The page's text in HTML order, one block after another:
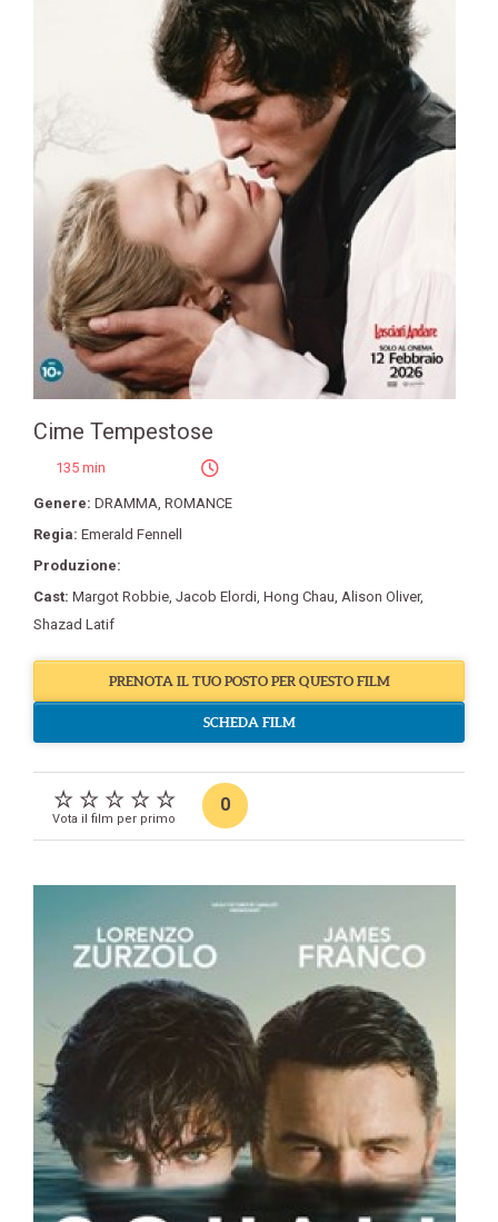
Cime Tempestose
135 min
Genere: DRAMMA ROMANCE
Regia: Emerald Fennell
Produzione:
Cast: Margot Robbie Jacob Elordi Hong Chau Alison Oliver,
Shazad Latif
PRENOTA IL TUO POSTO PER QUESTO FILM
SCHEDA FILM
Vota il film per primo
0